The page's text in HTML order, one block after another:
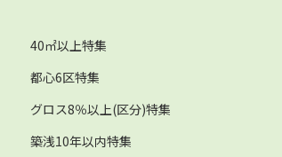
40㎡以上特集
都心6区特集
グロス8％以上(区分)特集
築浅10年以内特集